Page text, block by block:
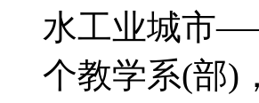
水工业城市
个教学系(部)